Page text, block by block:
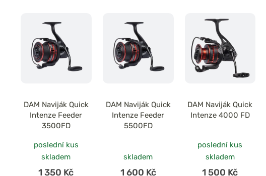
DAM Naviják Quick
Intenze Feeder
3500FD
poslední kus
skladem
1 350 Kč
DAM Naviják Quick
Intenze Feeder
5500FD
skladem
1 600 Kč
DAM Naviják Quick
Intenze 4000 FD
poslední kus
skladem
1 500 Kč